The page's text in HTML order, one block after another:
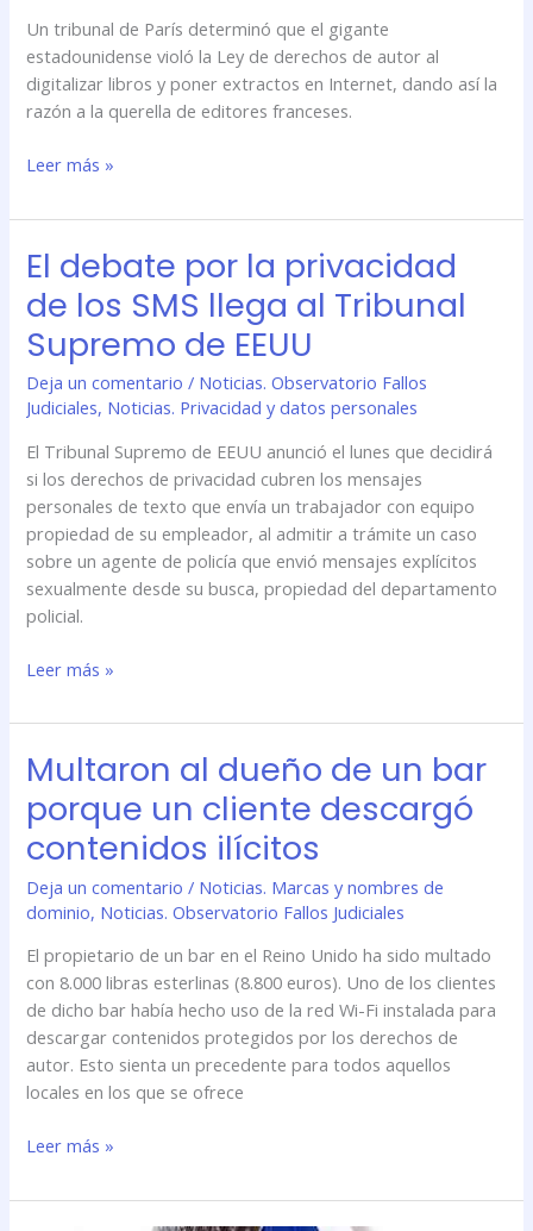
Un tribunal de París determinó que el gigante
estadounidense violó la Ley de derechos de autor al
digitalizar libros y poner extractos en Internet, dando así la
razón a la querella de editores franceses.
pagar
€300.000
Leer más »
El debate por la privacidad
de los SMS llega al Tribunal
Supremo de EEUU
Deja un comentario / Noticias. Observatorio Fallos
Judiciales, Noticias. Privacidad y datos personales
El Tribunal Supremo de EEUU anunció el lunes que decidirá
si los derechos de privacidad cubren los mensajes
personales de texto que envía un trabajador con equipo
propiedad de su empleador, al admitir a trámite un caso
sobre un agente de policía que envió mensajes explícitos
sexualmente desde su busca, propiedad del departamento
policial.
El
debate
por
la
privacidad
de
los
SMS
llega
al
Tribunal
Supremo
de
EEUU
Leer más »
Multaron al dueño de un bar
porque un cliente descargó
contenidos ilícitos
Deja un comentario / Noticias. Marcas y nombres de
dominio, Noticias. Observatorio Fallos Judiciales
El propietario de un bar en el Reino Unido ha sido multado
con 8.000 libras esterlinas (8.800 euros). Uno de los clientes
de dicho bar había hecho uso de la red Wi-Fi instalada para
descargar contenidos protegidos por los derechos de
autor. Esto sienta un precedente para todos aquellos
locales en los que se ofrece
Multaron
dueño
de
bar
porque
un
cliente
descargó
contenidos
ilícitos
Leer más »